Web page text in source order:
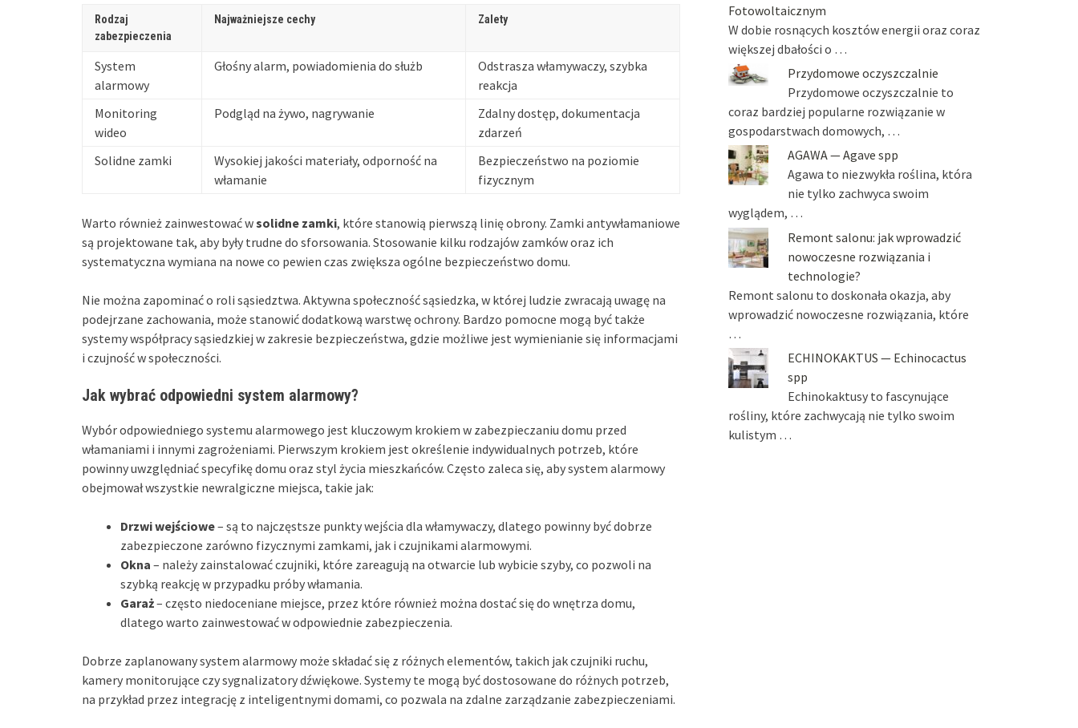
Rodzaj
zabezpieczenia
Najważniejsze cechy Zalety
System
alarmowy
Głośny alarm, powiadomienia do służb
Odstrasza włamywaczy, szybka
reakcja
Monitoring
wideo
Podgląd na żywo, nagrywanie
Zdalny dostęp, dokumentacja
zdarzeń
Solidne zamki
Wysokiej jakości materiały, odporność na
włamanie
Bezpieczeństwo na poziomie
fizycznym
Warto również zainwestować wsolidne zamki, które stanowią pierwszą linię obrony. Zamki antywłamaniowe
są projektowane tak, aby były trudne do sforsowania. Stosowanie kilku rodzajów zamków oraz ich
systematyczna wymiana na nowe co pewien czas zwiększa ogólne bezpieczeństwo domu.
Nie można zapominać o roli sąsiedztwa. Aktywna społeczność sąsiedzka, w której ludzie zwracają uwagę na
podejrzane zachowania, może stanowić dodatkową warstwę ochrony. Bardzo pomocne mogą być także
systemy współpracy sąsiedzkiej w zakresie bezpieczeństwa, gdzie możliwe jest wymienianie się informacjami
i czujność w społeczności.
Jak wybrać odpowiedni system alarmowy?
Wybór odpowiedniego systemu alarmowego jest kluczowym krokiem w zabezpieczaniu domu przed
włamaniami i innymi zagrożeniami. Pierwszym krokiem jest określenie indywidualnych potrzeb, które
powinny uwzględniać specyfikę domu oraz styl życia mieszkańców. Często zaleca się, aby system alarmowy
obejmował wszystkie newralgiczne miejsca, takie jak:
Drzwi wejściowe– są to najczęstsze punkty wejścia dla włamywaczy, dlatego powinny być dobrze
zabezpieczone zarówno fizycznymi zamkami, jak i czujnikami alarmowymi.
Okna – należy zainstalować czujniki, które zareagują na otwarcie lub wybicie szyby, co pozwoli na
szybką reakcję w przypadku próby włamania.
Garaż– często niedoceniane miejsce, przez które również można dostać się do wnętrza domu,
dlatego warto zainwestować w odpowiednie zabezpieczenia.
Dobrze zaplanowany system alarmowy może składać się z różnych elementów, takich jak czujniki ruchu,
kamery monitorujące czy sygnalizatory dźwiękowe. Systemy te mogą być dostosowane do różnych potrzeb,
na przykład przez integrację z inteligentnymi domami, co pozwala na zdalne zarządzanie zabezpieczeniami.
Fotowoltaicznym
W dobie rosnących kosztów energii oraz coraz
większej dbałości o …
Przydomowe oczyszczalnie
Przydomowe oczyszczalnie to
coraz bardziej popularne rozwiązanie w
gospodarstwach domowych, …
AGAWA — Agave spp
Agawa to niezwykła roślina, która
nie tylko zachwyca swoim
wyglądem, …
Remont salonu: jak wprowadzić
nowoczesne rozwiązania i
technologie?
Remont salonu to doskonała okazja, aby
wprowadzić nowoczesne rozwiązania, które
…
ECHINOKAKTUS — Echinocactus
spp
Echinokaktusy to fascynujące
rośliny, które zachwycają nie tylko swoim
kulistym …